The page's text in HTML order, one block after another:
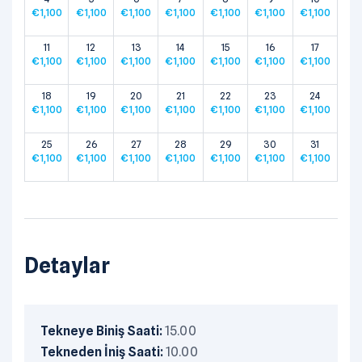
€1,100
€1,100
€1,100
€1,100
€1,100
€1,100
€1,100
11
€1,100
12
€1,100
13
€1,100
14
€1,100
15
€1,100
16
€1,100
17
€1,100
18
€1,100
19
€1,100
20
€1,100
21
€1,100
22
€1,100
23
€1,100
24
€1,100
25
€1,100
26
€1,100
27
€1,100
28
€1,100
29
€1,100
30
€1,100
31
€1,100
Detaylar
Tekneye Biniş Saati:15.00
Tekneden İniş Saati:10.00